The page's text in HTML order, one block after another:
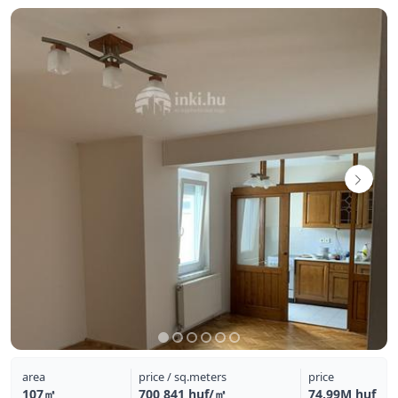
area
107㎡
price / sq.meters
700 841 huf/㎡
price
74.99M huf